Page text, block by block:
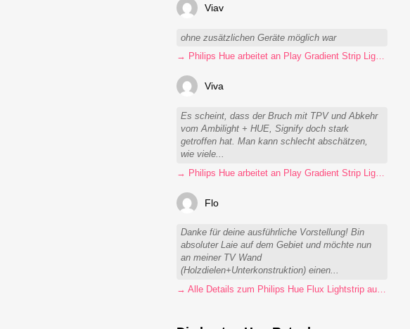
Viav
ohne zusätzlichen Geräte möglich war
→ Philips Hue arbeitet an Play Gradient Strip Light Pro
Viva
Es scheint, dass der Bruch mit TPV und Abkehr
vom Ambilight + HUE, Signify doch stark
getroffen hat. Man kann schlecht abschätzen,
wie viele...
Flo
Danke für deine ausführliche Vorstellung! Bin
absoluter Laie auf dem Gebiet und möchte nun
an meiner TV Wand
(Holzdielen+Unterkonstruktion) einen...
→ Alle Details zum Philips Hue Flux Lightstrip auf einen Blick